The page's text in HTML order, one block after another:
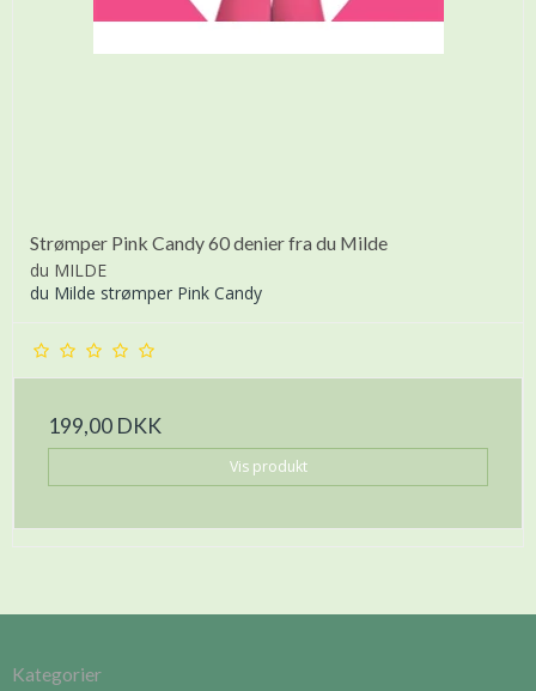
Strømper Pink Candy 60 denier fra du Milde
du MILDE
du Milde strømper Pink Candy
199,00 DKK
Vis produkt
Kategorier